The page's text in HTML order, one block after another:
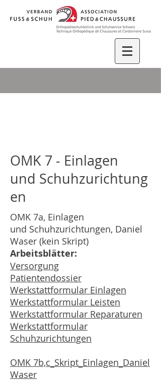
OMK 7 - Einlagen
und Schuhzurichtung
en
OMK 7a, Einlagen
und Schuhzurichtungen, Daniel
Waser (kein Skript)
Arbeitsblätter:
Versorgung
Patientendossier
Werkstattformular Einlagen
Werkstattformular Leisten
Werkstattformular Reparaturen
Werkstattformular
Schuhzurichtungen
OMK 7b,c_Skript_Einlagen_Daniel
Waser